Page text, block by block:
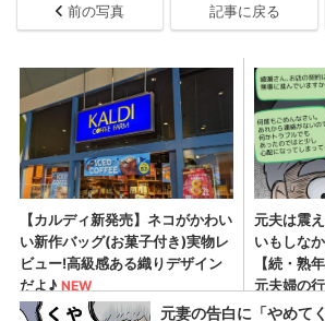
前の写真 記事に戻る